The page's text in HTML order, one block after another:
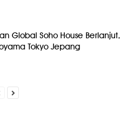
Global Soho House Berlanjut,
Tokyo Jepang